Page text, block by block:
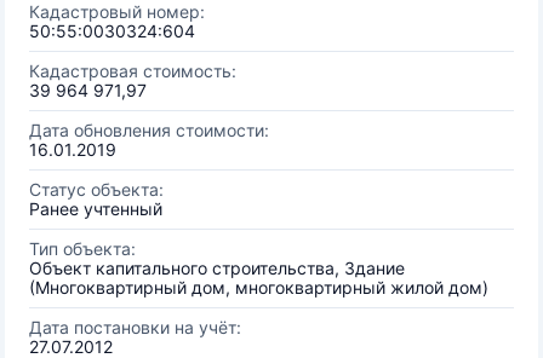
Кадастровый номер:
50:55:0030324:604
Кадастровая стоимость:
39 964 971,97
Дата обновления стоимости:
16.01.2019
Статус объекта:
Ранее учтенный
Тип объекта:
Объект капитального строительства, Здание
(Многоквартирный дом, многоквартирный жилой дом)
Дата постановки на учёт:
27.07.2012